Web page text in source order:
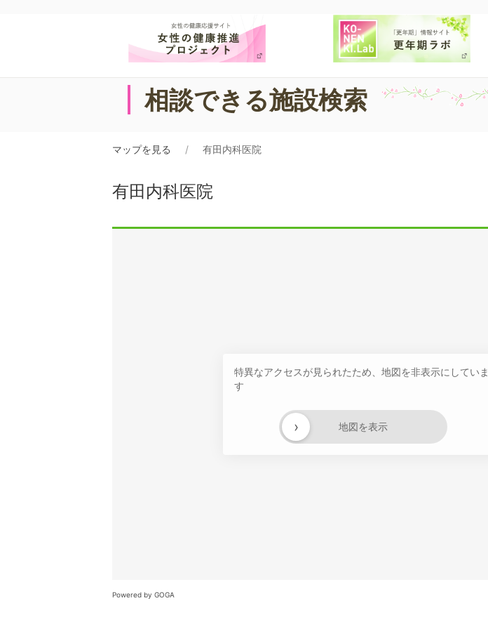
相談できる施設検索
マップを見る 有田内科医院
有田内科医院
特異なアクセスが見られたため、地図を非表示にしていま
す
地図を表示
›
Powered by GOGA